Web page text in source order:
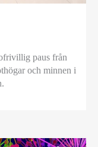
paus från
och minnen i